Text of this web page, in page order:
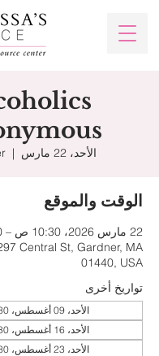
الأحد، 22 مارس
  |
الوقت والموقع
22 مارس 2026، 10:30 ص – 11:30 ص
Central St, Gardner, MA
01440, USA
تواريخ أخرى
الأحد، 09 أغسطس، 10:30 ص
الأحد، 16 أغسطس، 10:30 ص
الأحد، 23 أغسطس، 10:30 ص